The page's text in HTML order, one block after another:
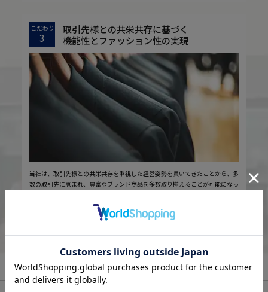
こだわり
3
取引先様との共栄共存に基づく
機能性とファッション性の実現
当社は、取引先様との共栄共存を重視した経営姿勢を貫いてきたことから、多
数の取引先に恵まれ、豊富なブランド商品を多数取り揃えることが可能になっ
り「機能性の高さ」と「ファッション性の高さ」を同時に追求する強みを持っ